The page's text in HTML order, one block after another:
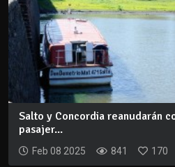
Salto y Concordia reanudarán
pasajer...
Feb 08 2025 841 170